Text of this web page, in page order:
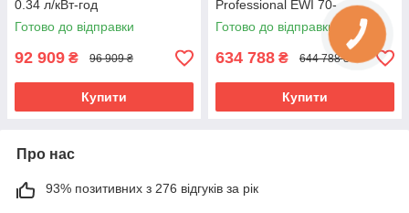
0.34 л/кВт-год
Готово до відправки
92 909 ₴ 96 909 ₴
Купити
Professional EWI 70-
3RS.170B
Готово до відправки
634 788 ₴ 644 788 ₴
Купити
Про нас
93% позитивних з 276 відгуків за рік